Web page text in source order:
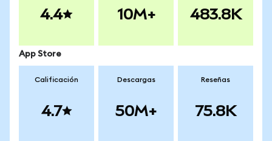
4.4 10M+ 483.8K
App Store
Calificación
4.7
Descargas
50M+
Reseñas
75.8K